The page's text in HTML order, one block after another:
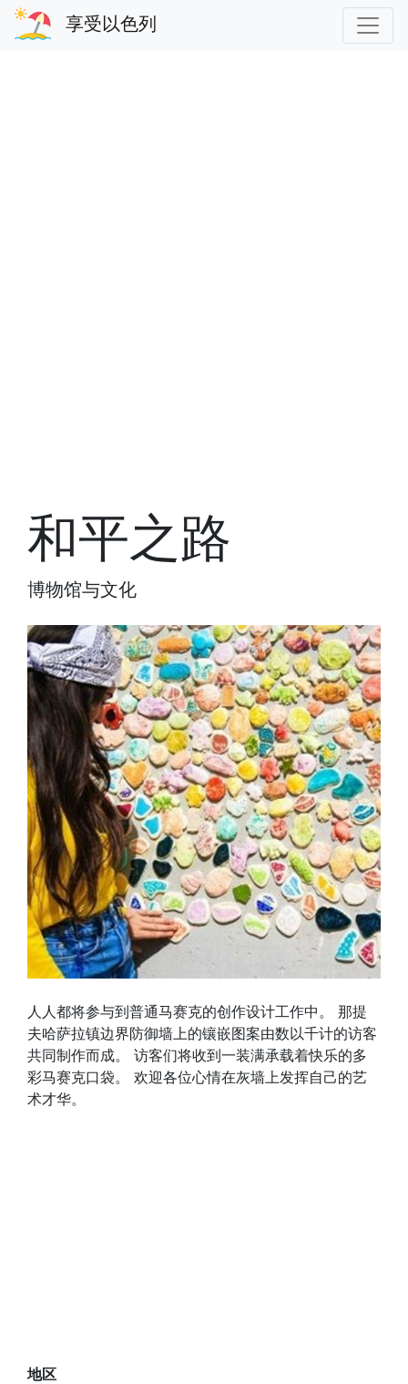
享受以色列
和平之路
博物馆与文化
人人都将参与到普通马赛克的创作设计工作中。 那提
夫哈萨拉镇边界防御墙上的镶嵌图案由数以千计的访客
共同制作而成。 访客们将收到一装满承载着快乐的多
彩马赛克口袋。 欢迎各位心情在灰墙上发挥自己的艺
术才华。
地区